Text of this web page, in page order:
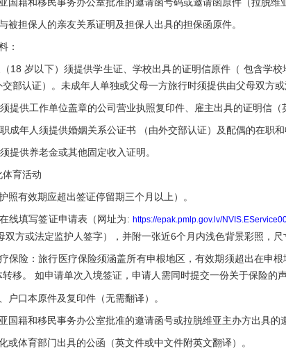
担保人的亲友关系证明及担保人出具的担保函原件。
：
岁以下）须提供学生证、学校出具的证明信原件（ 包含学校
部认证）。未成年人单独或父母一方旅行时须提供由父母双方
供工作单位盖章的公司营业执照复印件、雇主出具的证明信（
年人须提供婚姻关系公证书 （由外交部认证）及配偶的在职和
供养老金或其他固定收入证明。
育活动
有效期应超出签证停留期三个月以上）。
填写签证申请表（网址为: https://epak.pmlp.gov.lv/
双方或法定监护人签字），并附一张近6个月内浅色背景彩照，尺
险：旅行医疗保险须涵盖所有申根地区，有效期须超出在申
移。 如申请单次入境签证，申请人需同时提交一份关于保险的
口本原件及复印件（无需翻译）。
籍和移民事务办公室批准的邀请函号或拉脱维亚主办方出具的
体育部门出具的公函（英文件或中文件附英文翻译）。